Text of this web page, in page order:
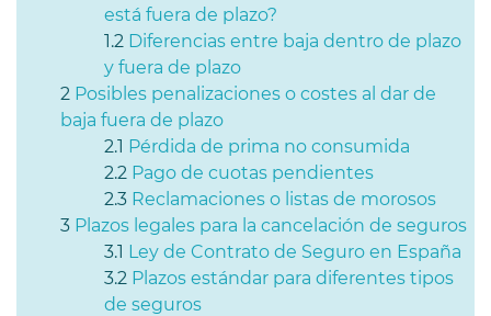
está fuera de plazo?
Diferencias entre baja dentro de plazo
y fuera de plazo
Posibles penalizaciones o costes al dar de
baja fuera de plazo
Pérdida de prima no consumida
Pago de cuotas pendientes
Reclamaciones o listas de morosos
Plazos legales para la cancelación de seguros
Ley de Contrato de Seguro en España
Plazos estándar para diferentes tipos
de seguros